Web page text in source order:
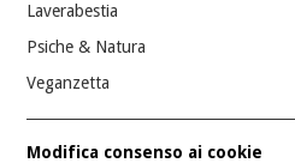
Laverabestia
Psiche & Natura
Veganzetta
Modifica consenso ai cookie